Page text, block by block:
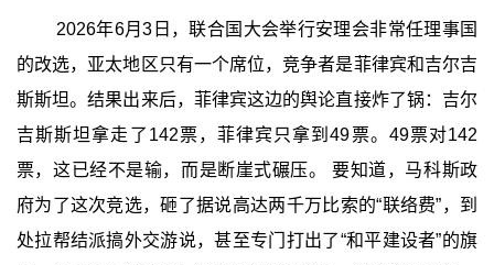
2026年6月3日，联合国大会举行安理会非常任理事国
的改选，亚太地区只有一个席位，竞争者是菲律宾和吉尔吉
斯斯坦。结果出来后，菲律宾这边的舆论直接炸了锅：吉尔
吉斯斯坦拿走了142票，菲律宾只拿到49票。49票对142
票，这已经不是输，而是断崖式碾压。 要知道，马科斯政
府为了这次竞选，砸了据说高达两千万比索的“联络费”，到
处拉帮结派搞外交游说，甚至专门打出了“和平建设者”的旗